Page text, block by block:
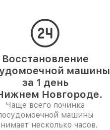
Восстановление
машины
за 1 день
Новгороде.
Чаще всего починка
машины
несколько часов.